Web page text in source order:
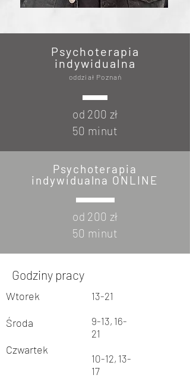
Psychoterapia
indywidualna
oddział Poznań
od 200 zł
50 minut
Psychoterapia
indywidualna ONLINE
od 200 zł
50 minut
Godziny pracy
Wtorek
Środa
Czwartek
13-21
9-13, 16-
21
10-12, 13-
17